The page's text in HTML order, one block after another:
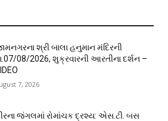
શ્રી બાલા હનુમાન મંદિરની
08/2026, શુક્રવારની આરતીના દર્શન –
7, 2026
જંગલમાં રોમાંચક દ્રશ્ય: એસ.ટી. બસ